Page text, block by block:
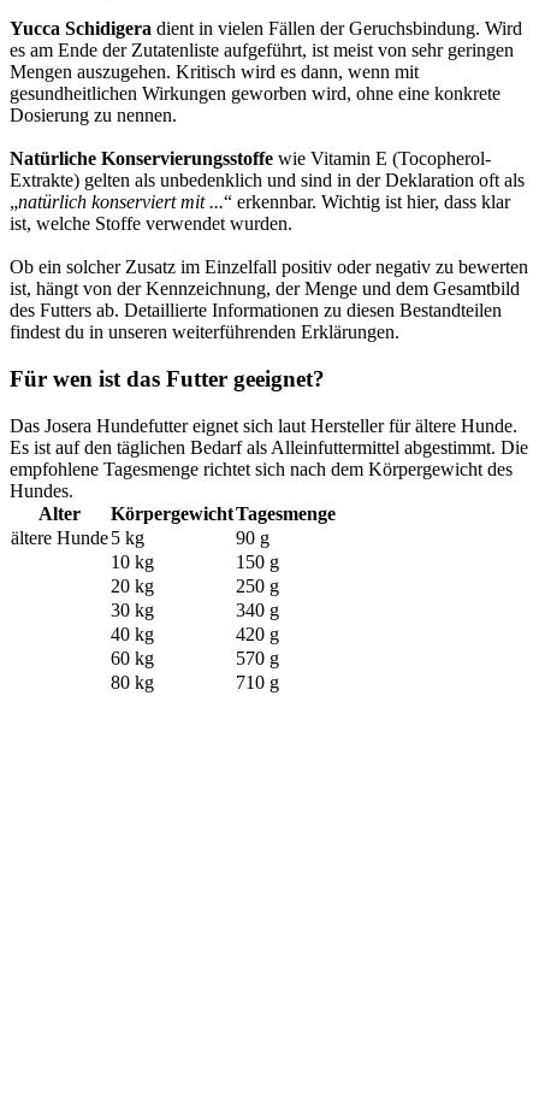
Yucca Schidigera dient in vielen Fällen der Geruchsbindung. Wird
es am Ende der Zutatenliste aufgeführt, ist meist von sehr geringen
Mengen auszugehen. Kritisch wird es dann, wenn mit
gesundheitlichen Wirkungen geworben wird, ohne eine konkrete
Dosierung zu nennen.
Natürliche Konservierungsstoffe wie Vitamin E (Tocopherol-
Extrakte) gelten als unbedenklich und sind in der Deklaration oft als
„natürlich konserviert mit ...“ erkennbar. Wichtig ist hier, dass klar
ist, welche Stoffe verwendet wurden.
Ob ein solcher Zusatz im Einzelfall positiv oder negativ zu bewerten
ist, hängt von der Kennzeichnung, der Menge und dem Gesamtbild
des Futters ab. Detaillierte Informationen zu diesen Bestandteilen
findest du in unseren weiterführenden Erklärungen.
Für wen ist das Futter geeignet?
Das Josera Hundefutter eignet sich laut Hersteller für ältere Hunde.
Es ist auf den täglichen Bedarf als Alleinfuttermittel abgestimmt. Die
empfohlene Tagesmenge richtet sich nach dem Körpergewicht des
Hundes.
Alter
KörpergewichtTagesmenge
ältere Hunde5 kg
90 g
10 kg
150 g
20 kg
250 g
30 kg
340 g
40 kg
420 g
60 kg
570 g
80 kg
710 g